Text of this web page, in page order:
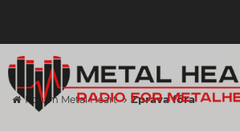
Forum Metal Heart Zpráva fóra